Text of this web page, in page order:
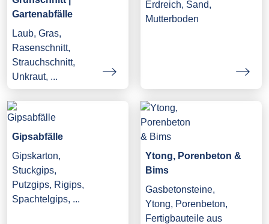
Gartenabfälle
Laub, Gras,
Rasenschnitt,
Strauchschnitt,
Unkraut, ...
Erdreich, Sand,
Mutterboden
Gipsabfälle
Gipskarton,
Stuckgips,
Putzgips, Rigips,
Spachtelgips, ...
Ytong, Porenbeton &
Bims
Gasbetonsteine,
Ytong, Porenbeton,
Fertigbauteile aus